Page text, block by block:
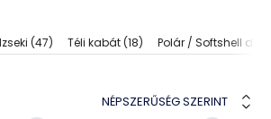
(47) Téli kabát(18) Polár / Softshell
NÉPSZERŰSÉG SZERINT